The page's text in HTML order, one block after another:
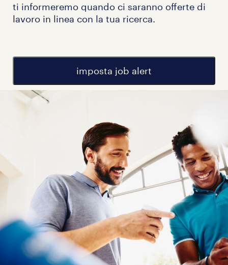
ti informeremo quando ci saranno offerte di
lavoro in linea con la tua ricerca.
imposta job alert